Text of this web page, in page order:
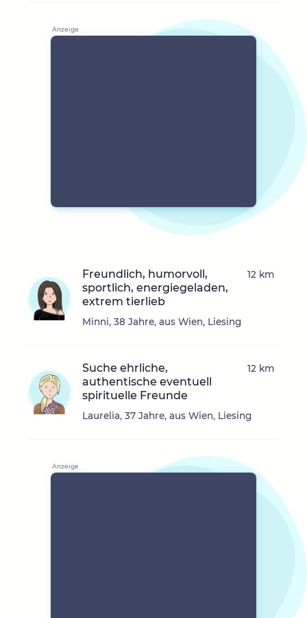
Freundlich, humorvoll,
sportlich, energiegeladen,
extrem tierlieb
Minni, 38 Jahre, aus Wien, Liesing
12 km
Suche ehrliche,
authentische eventuell
spirituelle Freunde
Laurelia, 37 Jahre, aus Wien, Liesing
12 km